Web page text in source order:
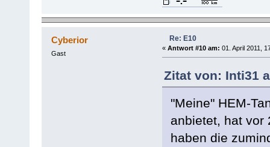
Cyberior
Gast
Re: E10
« Antwort #10 am: 01. April 2011,
Zitat von: Inti31
"Meine" HEM-
anbietet, hat vor
haben die